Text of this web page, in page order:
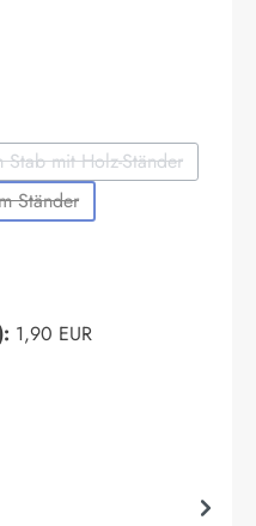
Stab mit Holz-Ständer
(Diese Option ist zurzeit
Ständer
ist zurzeit nicht verfügbar.)
1,90 EUR